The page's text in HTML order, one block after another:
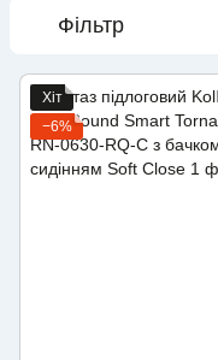
Фільтр
Хіт
−6%